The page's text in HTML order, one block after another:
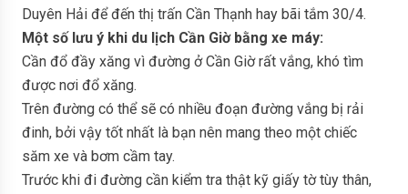
Duyên Hải để đến thị trấn Cần Thạnh hay bãi tắm 30/4.
Một số lưu ý khi du lịch Cần Giờ bằng xe máy:
Cần đổ đầy xăng vì đường ở Cần Giờ rất vắng, khó tìm
được nơi đổ xăng.
Trên đường có thể sẽ có nhiều đoạn đường vắng bị rải
đinh, bởi vậy tốt nhất là bạn nên mang theo một chiếc
săm xe và bơm cầm tay.
Trước khi đi đường cần kiểm tra thật kỹ giấy tờ tùy thân,